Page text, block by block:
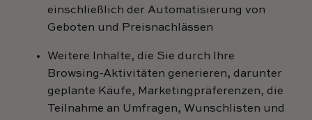
einschließlich der Automatisierung von
Geboten und Preisnachlässen
Weitere Inhalte, die Sie durch Ihre
Browsing-Aktivitäten generieren, darunter
geplante Käufe, Marketingpräferenzen, die
Teilnahme an Umfragen, Wunschlisten und